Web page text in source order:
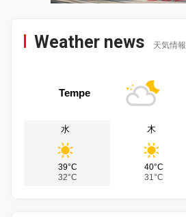
Weather news 天気情報
Tempe
水
39°C
32°C
木
40°C
31°C